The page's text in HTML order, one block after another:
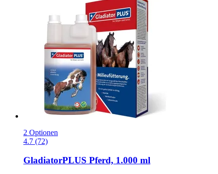
2 Optionen
4.7 (72)
GladiatorPLUS Pferd, 1.000 ml